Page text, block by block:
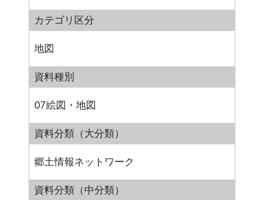
カテゴリ区分
地図
資料種別
07絵図・地図
資料分類（大分類）
郷土情報ネットワーク
資料分類（中分類）